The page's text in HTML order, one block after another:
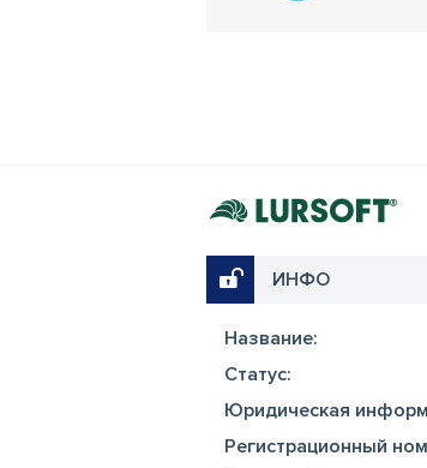
ИНФО
Название:
Cтатус:
Юридическая
Регистрационный